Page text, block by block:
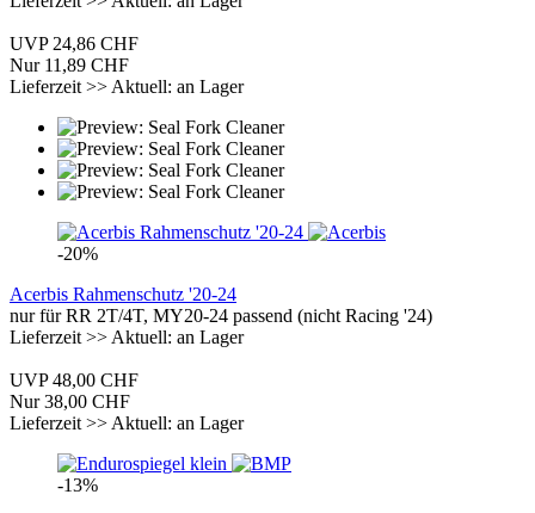
UVP 24,86 CHF
Nur 11,89 CHF
Lieferzeit >> Aktuell: an Lager
-20%
Acerbis Rahmenschutz '20-24
nur für RR 2T/4T, MY20-24 passend (nicht Racing '24)
Lieferzeit >> Aktuell: an Lager
UVP 48,00 CHF
Nur 38,00 CHF
Lieferzeit >> Aktuell: an Lager
-13%